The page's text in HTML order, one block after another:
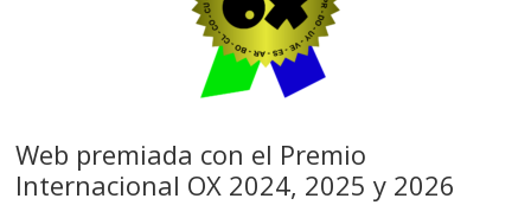
Web premiada con el Premio
Internacional OX 2024, 2025 y 2026